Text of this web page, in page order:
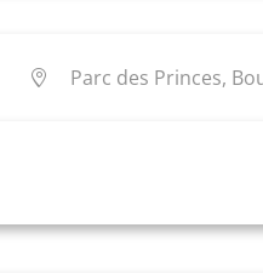
Parc des Princes,